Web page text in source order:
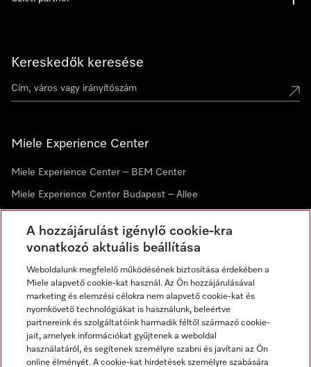
Kereskedők keresése
Miele Experience Center
Miele Experience Center – BEM Center
Miele Experience Center Budapest – Allee
Hírlevél
A hozzájárulást igénylő cookie-kra
vonatkozó aktuális beállítása
Weboldalunk megfelelő működésének biztosítása érdekében a
Miele alapvető cookie-kat használ. Az Ön hozzájárulásával
marketing és elemzési célokra nem alapvető cookie-kat és
nyomkövető technológiákat is használunk, beleértve
partnereink és szolgáltatóink harmadik féltől származó cookie-
jait, amelyek információkat gyűjtenek a weboldal
használatáról, és segítenek személyre szabni és javítani az Ön
online élményét. A cookie-kat hirdetések személyre szabására